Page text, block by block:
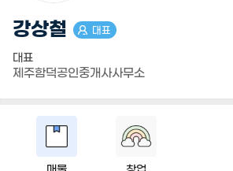
강상철 대표
대표
제주함덕공인중개사사무소